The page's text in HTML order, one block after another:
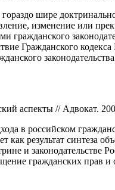
шире
изменение или
Гражданского
аспекты // Адвокат.
в российском
результат синтеза
и законодательстве
гражданских прав и